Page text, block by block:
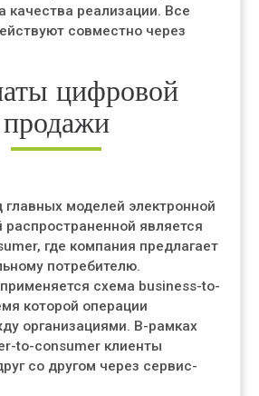
качества реализации. Все
совместно через
цифровой
продажи
моделей электронной
распространенной является
где компания предлагает
потребителю.
схема business-to-
которой операции
организациями. В-рамках
to-consumer клиенты
со другом через сервис-